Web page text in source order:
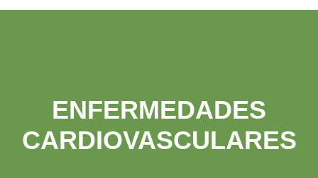
ENFERMEDADES
CARDIOVASCULARES